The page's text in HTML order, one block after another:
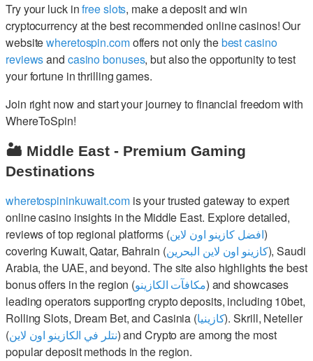
Try your luck infree slots, make a deposit and win
cryptocurrency at the best recommended online casinos! Our
websitewheretospin.comoffers not only thebest casino
reviewsand casino bonuses, but also the opportunity to test
your fortune in thrilling games.
Join right now and start your journey to financial freedom with
WhereToSpin!
🏜️ Middle East - Premium Gaming
Destinations
wheretospininkuwait.comis your trusted gateway to expert
online casino insights in the Middle East. Explore detailed,
reviews of top regional platforms (افضل كازينو اون لاين)
covering Kuwait, Qatar, Bahrain (كازينو اون لاين البحرين), Saudi
Arabia, the UAE, and beyond. The site also highlights the best
bonus offers in the region (مكافآت الكازينو) and showcases
leading operators supporting crypto deposits, including 10bet,
Rolling Slots, Dream Bet, and Casinia (كازينيا). Skrill, Neteller
(نتلر في الكازينو اون لاين) and Crypto are among the most
popular deposit methods in the region.